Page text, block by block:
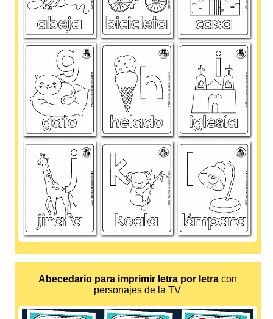
Abecedario para imprimir letra por letracon
personajes de la TV